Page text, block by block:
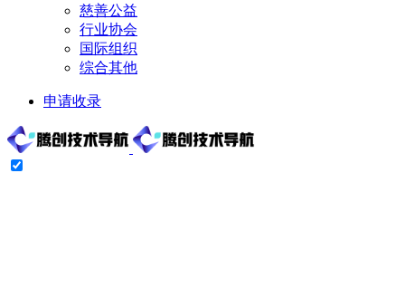
慈善公益
行业协会
国际组织
综合其他
申请收录